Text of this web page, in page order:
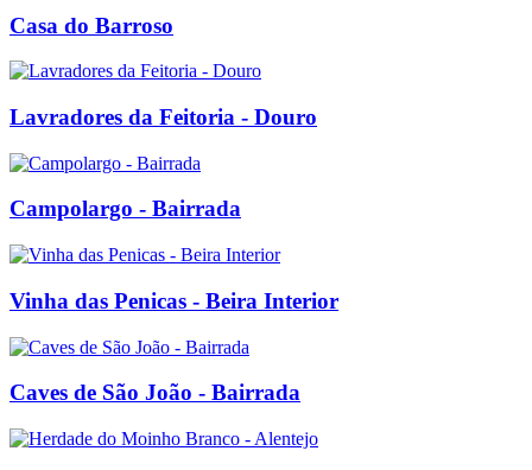
Casa do Barroso
Lavradores da Feitoria - Douro
Campolargo - Bairrada
Vinha das Penicas - Beira Interior
Caves de São João - Bairrada